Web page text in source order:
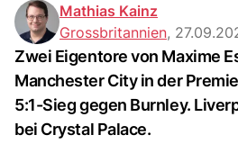
Mathias Kainz
Grossbritannien,
Zwei Eigentore von Maxime
Manchester City in der
5:1-Sieg gegen Burnley.
bei Crystal Palace.